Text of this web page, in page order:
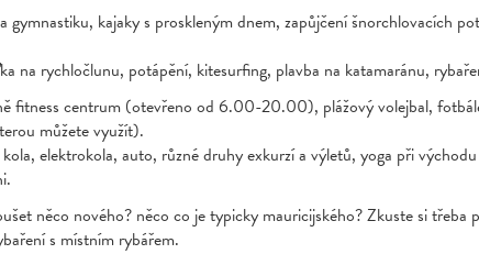
gymnastiku, kajaky s proskleným dnem, zapůjčení šnorchlovacích
na rychločlunu, potápění, kitesurfing, plavba na katamaránu,
fitness centrum (otevřeno od 6.00-20.00), plážový volejbal,
můžete využít).
elektrokola, auto, různé druhy exkurzí a výletů, yoga při
něco nového? něco co je typicky mauricijského? Zkuste si třeba
s místním rybářem.